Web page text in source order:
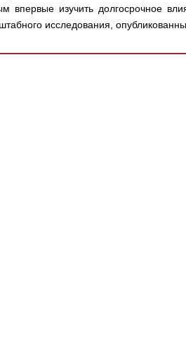
впервые изучить долгосрочное
исследования,